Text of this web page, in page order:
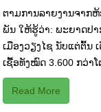
ຕາມການລາຍງານຈາກ
ພັນ ໃຫ້ຮູ້ວ່າ: ພະຍາດປາ
ເມືອງວຽງໄຊ ນັບແຕ່ຕົ້ນ
ເຊື້ອທັງໝົດ 3.600 ກວ່າໂ
Read More